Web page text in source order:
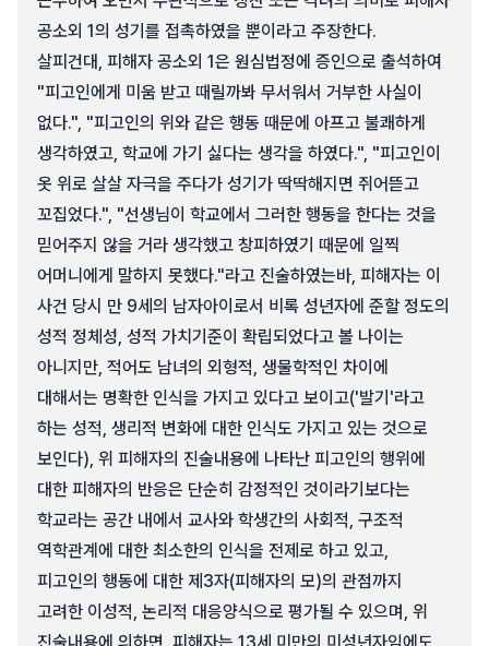
공소외 1의 성기를 접촉하였을 뿐이라고 주장한다.
살피건대, 피해자 공소외 1은 원심법정에 증인으로 출석하여
"피고인에게 미움 받고 때릴까봐 무서워서 거부한 사실이
없다.", "피고인의 위와 같은 행동 때문에 아프고 불쾌하게
생각하였고, 학교에 가기 싫다는 생각을 하였다.", "피고인이
옷 위로 살살 자극을 주다가 성기가 딱딱해지면 쥐어뜯고
꼬집었다.", "선생님이 학교에서 그러한 행동을 한다는 것을
믿어주지 않을 거라 생각했고 창피하였기 때문에 일찍
어머니에게 말하지 못했다."라고 진술하였는바, 피해자는 이
사건 당시 만 9세의 남자아이로서 비록 성년자에 준할 정도의
성적 정체성, 성적 가치기준이 확립되었다고 볼 나이는
아니지만, 적어도 남녀의 외형적, 생물학적인 차이에
대해서는 명확한 인식을 가지고 있다고 보이고('발기'라고
하는 성적, 생리적 변화에 대한 인식도 가지고 있는 것으로
보인다), 위 피해자의 진술내용에 나타난 피고인의 행위에
대한 피해자의 반응은 단순히 감정적인 것이라기보다는
학교라는 공간 내에서 교사와 학생간의 사회적, 구조적
역학관계에 대한 최소한의 인식을 전제로 하고 있고,
피고인의 행동에 대한 제3자(피해자의 모)의 관점까지
고려한 이성적, 논리적 대응양식으로 평가될 수 있으며, 위